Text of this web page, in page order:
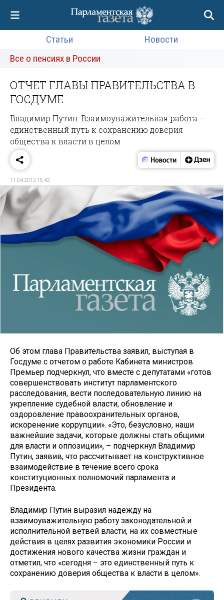
Статьи
Новости
Все о пенсиях в России
ОТЧЕТ ГЛАВЫ ПРАВИТЕЛЬСТВА В
ГОСДУМЕ
Владимир Путин: Взаимоуважительная работа –
единственный путь к сохранению доверия
общества к власти в целом
11.04.2012 15:42
Об этом глава Правительства заявил, выступая в
Госдуме с отчетом о работе Кабинета министров.
Премьер подчеркнул, что вместе с депутатами «готов
совершенствовать институт парламентского
расследования, вести последовательную линию на
укрепление судебной власти, обновление и
оздоровление правоохранительных органов,
искоренение коррупции». «Это, безусловно, наши
важнейшие задачи, которые должны стать общими
для власти и оппозиции», – подчеркнул Владимир
Путин, заявив, что рассчитывает на конструктивное
взаимодействие в течение всего срока
конституционных полномочий парламента и
Президента.
Владимир Путин выразил надежду на
взаимоуважительную работу законодательной и
исполнительной ветвей власти, на их совместные
действия в целях развития экономики России и
достижения нового качества жизни граждан и
отметил, что «сегодня – это единственный путь к
сохранению доверия общества к власти в целом».